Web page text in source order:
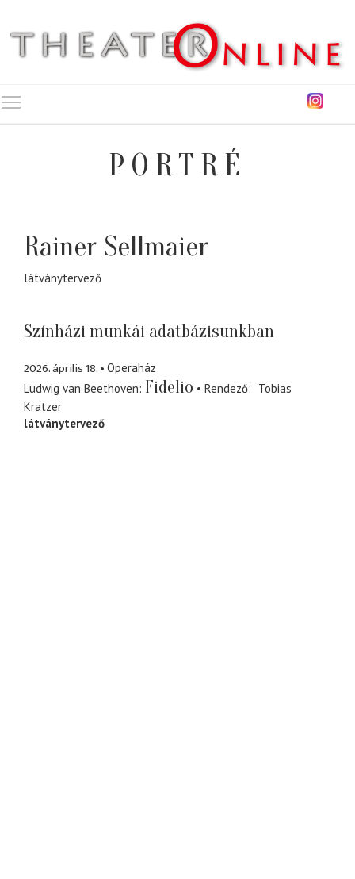
PORTRÉ
Rainer Sellmaier
látványtervező
Színházi munkái adatbázisunkban
2026. április 18.
Operaház
Ludwig van Beethoven Fidelio Rendező
Tobias
Kratzer
látványtervező